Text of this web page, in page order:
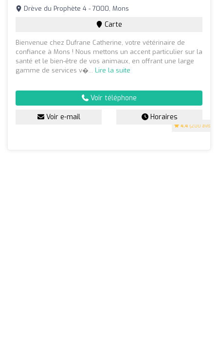
4.4 (200 avis)
Drève du Prophète 4 - 7000, Mons
Carte
Bienvenue chez Dufrane Catherine, votre vétérinaire de
confiance à Mons ! Nous mettons un accent particulier sur la
santé et le bien-être de vos animaux, en offrant une large
gamme de services v�... Lire la suite
Voir téléphone
Voir e-mail Horaires